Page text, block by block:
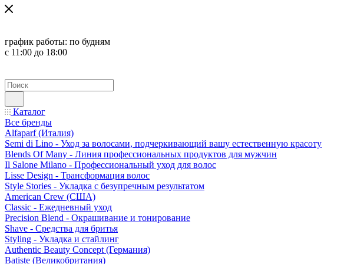
график работы: по будням
с 11:00 до 18:00
Каталог
Все бренды
Alfaparf (Италия)
Semi di Lino - Уход за волосами, подчеркивающий вашу естественную красоту
Blends Of Many - Линия профессиональных продуктов для мужчин
Il Salone Milano - Профессиональный уход для волос
Lisse Design - Трансформация волос
Style Stories - Укладка с безупречным результатом
American Crew (США)
Classic - Ежедневный уход
Precision Blend - Окрашивание и тонирование
Shave - Средства для бритья
Styling - Укладка и стайлинг
Authentic Beauty Concept (Германия)
Batiste (Великобритания)